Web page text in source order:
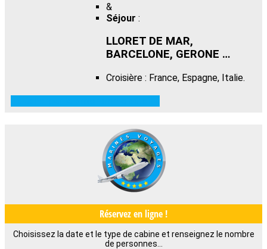
&
Séjour :
LLORET DE MAR,
BARCELONE, GERONE …
Croisière : France, Espagne, Italie.
Réservez en ligne !
Choisissez la date et le type de cabine et renseignez le nombre
de personnes…